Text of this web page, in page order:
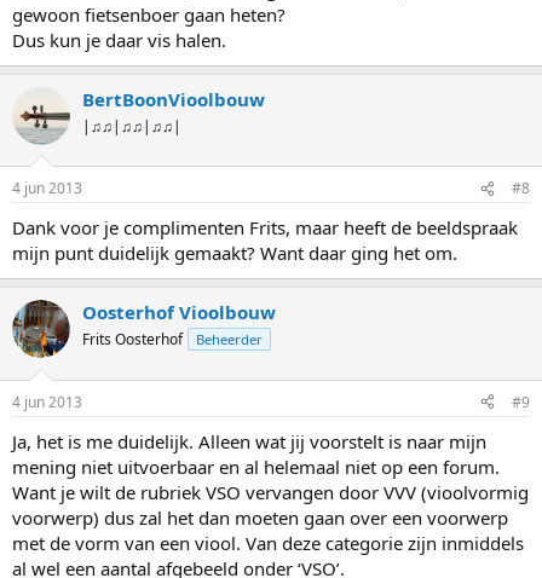
gewoon fietsenboer gaan heten?
Dus kun je daar vis halen.
BertBoonVioolbouw
|♫♫|♫♫|♫♫|
4 jun 2013 #8
Dank voor je complimenten Frits, maar heeft de beeldspraak
mijn punt duidelijk gemaakt? Want daar ging het om.
Oosterhof Vioolbouw
Frits Oosterhof Beheerder
4 jun 2013 #9
Ja, het is me duidelijk. Alleen wat jij voorstelt is naar mijn
mening niet uitvoerbaar en al helemaal niet op een forum.
Want je wilt de rubriek VSO vervangen door VVV (vioolvormig
voorwerp) dus zal het dan moeten gaan over een voorwerp
met de vorm van een viool. Van deze categorie zijn inmiddels
al wel een aantal afgebeeld onder ‘VSO’.